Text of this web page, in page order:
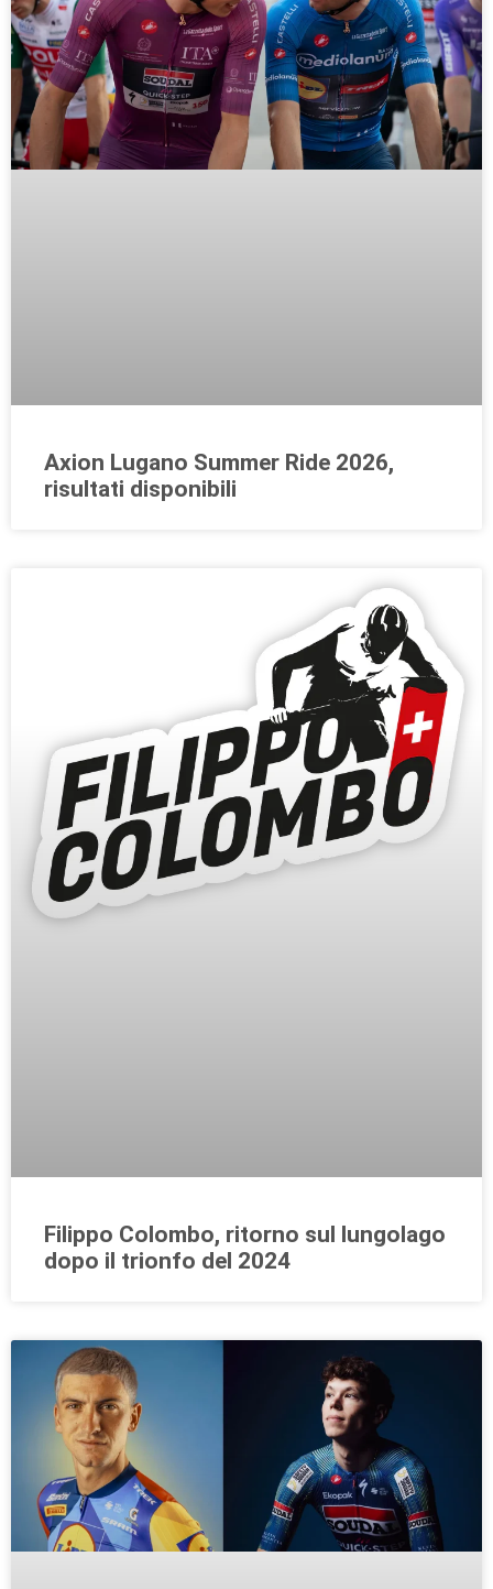
Axion Lugano Summer Ride 2026,
risultati disponibili
Filippo Colombo, ritorno sul lungolago
dopo il trionfo del 2024